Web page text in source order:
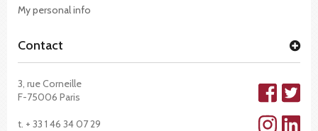
My personal info
Contact
3, rue Corneille
F-75006 Paris
t. + 33 1 46 34 07 29